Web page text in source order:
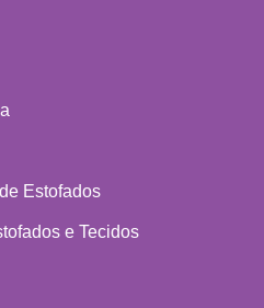
Estofados
e Tecidos